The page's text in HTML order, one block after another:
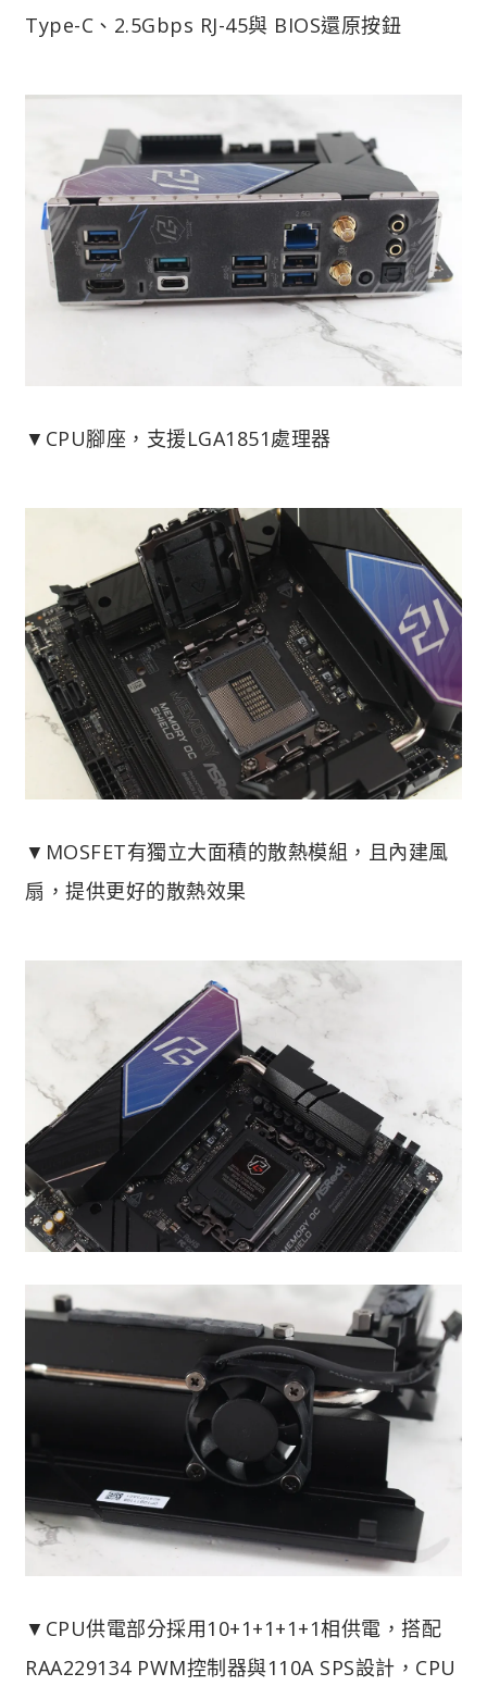
Type-C、2.5Gbps RJ-45與 BIOS還原按鈕
▼CPU腳座，支援LGA1851處理器
▼MOSFET有獨立大面積的散熱模組，且內建風
扇，提供更好的散熱效果
▼CPU供電部分採用10+1+1+1+1相供電，搭配
RAA229134 PWM控制器與110A SPS設計，CPU